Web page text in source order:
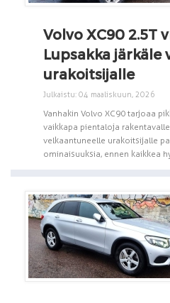
Volvo XC90 2.5T
Lupsakka järkäle
urakoitsijalle
Julkaistu: 04 maaliskuun, 2026
Vanhakin Volvo XC90 tarjoaa
vaikkapa pientaloja
velkaantuneelle urakoitsijalle
ominaisuuksia, ennen kaikkea